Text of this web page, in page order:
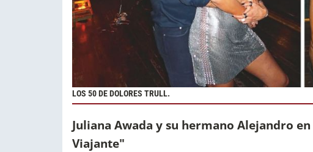
LOS 50 DE DOLORES TRULL.
Juliana Awada y su hermano Alejandro
Viajante"